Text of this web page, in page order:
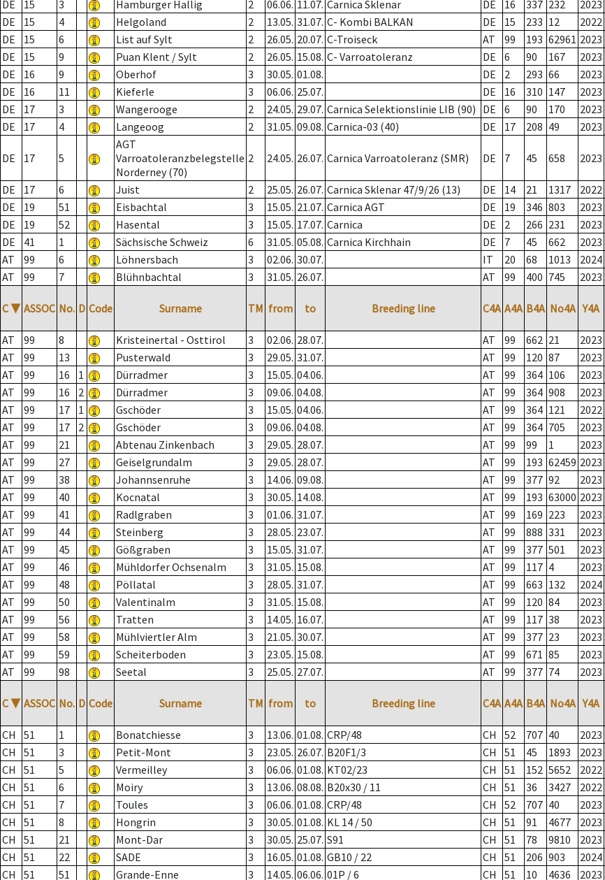
DE
15 3 Hamburger Hallig 2 06.06. 11.07. Carnica Sklenar DE 16 337 232 2023
DE
15 4 Helgoland 2 13.05. 31.07. C- Kombi BALKAN DE 15 233 12 2022
DE
15 6 List auf Sylt 2 26.05. 20.07. C-Troiseck AT 99 193 62961 2023
DE
15 9 Puan Klent / Sylt 2 26.05. 15.08. C- Varroatoleranz DE 6 90 167 2023
DE
16 9 Oberhof 3 30.05. 01.08. DE 2 293 66 2023
DE
16 11 Kieferle 3 06.06. 25.07. DE 16 310 147 2023
DE
17 3 Wangerooge 2 24.05. 29.07. Carnica Selektionslinie LIB (90) DE 6 90 170 2023
DE
17 4 Langeoog 2 31.05. 09.08. Carnica-03 (40) DE 17 208 49 2023
DE 17 5
AGT
Varroatoleranzbelegstelle
Norderney (70)
2 24.05. 26.07. Carnica Varroatoleranz (SMR) DE 7 45 658 2023
DE 17 6 Juist 2 25.05. 26.07. Carnica Sklenar 47/9/26 (13) DE 14 21 1317 2022
DE
19 51 Eisbachtal 3 15.05. 21.07. Carnica AGT DE 19 346 803 2023
DE
19 52 Hasental 3 15.05. 17.07. Carnica DE 2 266 231 2023
DE
41 1 Sächsische Schweiz 6 31.05. 05.08. Carnica Kirchhain DE 7 45 662 2023
AT
99 6 Löhnersbach 3 02.06. 30.07. IT 20 68 1013 2024
AT
99 7 Blühnbachtal 3 31.05. 26.07. AT 99 400 745 2023
C ▼ ASSOC No. D Code Surname TM from to Breeding line C4A A4A B4A No4A Y4A
AT
99 8 Kristeinertal - Osttirol 3 02.06. 28.07. AT 99 662 21 2023
AT
99 13 Pusterwald 3 29.05. 31.07. AT 99 120 87 2023
AT
99 16 1 Dürradmer 3 15.05. 04.06. AT 99 364 106 2023
AT
99 16 2 Dürradmer 3 09.06. 04.08. AT 99 364 908 2023
AT
99 17 1 Gschöder 3 15.05. 04.06. AT 99 364 121 2022
AT
99 17 2 Gschöder 3 09.06. 04.08. AT 99 364 705 2023
AT
99 21 Abtenau Zinkenbach 3 29.05. 28.07. AT 99 99 1 2023
AT
99 27 Geiselgrundalm 3 29.05. 28.07. AT 99 193 62459 2023
AT
99 38 Johannsenruhe 3 14.06. 09.08. AT 99 377 92 2023
AT
99 40 Kocnatal 3 30.05. 14.08. AT 99 193 63000 2023
AT
99 41 Radlgraben 3 01.06. 31.07. AT 99 169 223 2023
AT
99 44 Steinberg 3 28.05. 23.07. AT 99 888 331 2023
AT
99 45 Gößgraben 3 15.05. 31.07. AT 99 377 501 2023
AT
99 46 Mühldorfer Ochsenalm 3 31.05. 15.08. AT 99 117 4 2023
AT
99 48 Pöllatal 3 28.05. 31.07. AT 99 663 132 2024
AT
99 50 Valentinalm 3 31.05. 15.08. AT 99 120 84 2023
AT
99 56 Tratten 3 14.05. 16.07. AT 99 117 38 2023
AT
99 58 Mühlviertler Alm 3 21.05. 30.07. AT 99 377 23 2023
AT
99 59 Scheiterboden 3 23.05. 15.08. AT 99 671 85 2023
AT
99 98 Seetal 3 25.05. 27.07. AT 99 377 74 2023
C ▼ ASSOC No. D Code Surname TM from to Breeding line C4A A4A B4A No4A Y4A
CH
51 1 Bonatchiesse 3 13.06. 01.08. CRP/48 CH 52 707 40 2023
CH
51 3 Petit-Mont 3 23.05. 26.07. B20F1/3 CH 51 45 1893 2023
CH
51 5 Vermeilley 3 06.06. 01.08. KT02/23 CH 51 152 5652 2022
CH
51 6 Moiry 3 13.06. 08.08. B20x30 / 11 CH 51 36 3427 2022
CH
51 7 Toules 3 06.06. 01.08. CRP/48 CH 52 707 40 2023
CH
51 8 Hongrin 3 30.05. 01.08. KL 14 / 50 CH 51 91 4677 2023
CH
51 21 Mont-Dar 3 30.05. 25.07. S91 CH 51 78 9810 2023
CH
51 22 SADE 3 16.05. 01.08. GB10 / 22 CH 51 206 903 2024
CH
51 51 Grande-Enne 3 14.05. 06.06. 01P / 6 CH 51 10 4636 2023